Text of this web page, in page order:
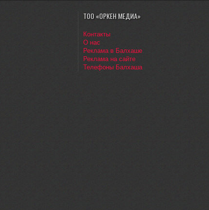
ТОО «ОРКЕН МЕДИА»
Контакты
О нас
Реклама в Балхаше
Реклама на сайте
Телефоны Балхаша